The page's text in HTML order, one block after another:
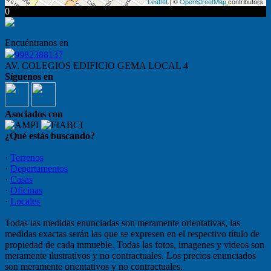
0
Encuéntranos en
9982388137
AV. COLEGIOS EDIFICIO GEMA LOCAL 4
Síguenos en
Asociados con
¿Qué estás buscando?
· Terrenos
· Departamentos
· Casas
· Oficinas
· Locales
Todas las medidas enunciadas son meramente orientativas, las
medidas exactas serán las que se expresen en el respectivo título de
propiedad de cada inmueble. Todas las fotos, imagenes y videos son
meramente ilustrativos y no contractuales. Los precios enunciados
son meramente orientativos y no contractuales.